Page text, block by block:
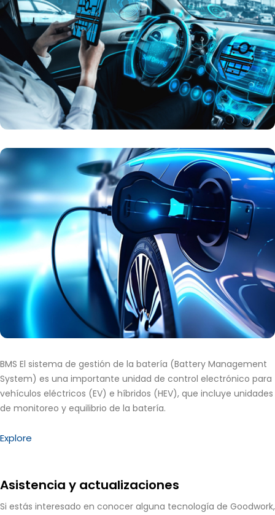
BMS El sistema de gestión de la batería (Battery Management
System) es una importante unidad de control electrónico para
vehículos eléctricos (EV) e híbridos (HEV), que incluye unidades
de monitoreo y equilibrio de la batería.
Explore
Asistencia y actualizaciones
Si estás interesado en conocer alguna tecnología de Goodwork,